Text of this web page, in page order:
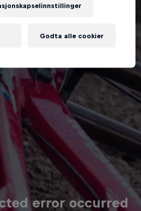
error occurred
Godta alle cookier